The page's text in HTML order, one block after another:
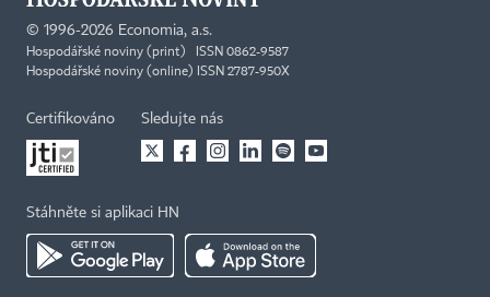
© 1996-2026 Economia, a.s.
Hospodářské noviny (print) ISSN 0862-9587
Hospodářské noviny (online) ISSN 2787-950X
Certifikováno Sledujte nás
Stáhněte si aplikaci HN